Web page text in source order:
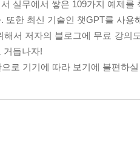
실무에서 쌓은 109가지 예제
또한 최신 기술인 챗GPT를 사
해서 저자의 블로그에 무료 강의
거듭나자!
로 기기에 따라 보기에 불편하